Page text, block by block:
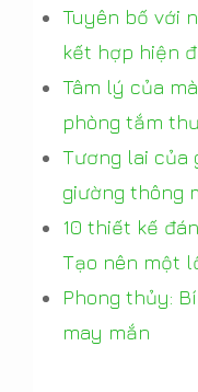
Tuyên bố với
kết hợp hiện
Tâm lý của
phòng tắm
Tương lai của
giường thông
10 thiết kế
Tạo nên một
Phong thủy:
may mắn